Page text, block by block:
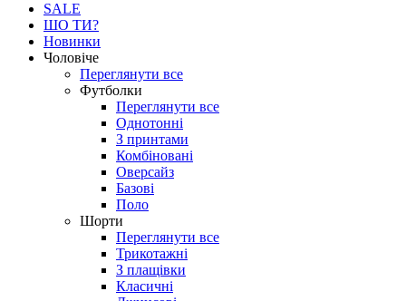
SALE
ШО ТИ?
Новинки
Чоловіче
Переглянути все
Футболки
Переглянути все
Однотонні
З принтами
Комбіновані
Оверсайз
Базові
Поло
Шорти
Переглянути все
Трикотажні
З плащівки
Класичні